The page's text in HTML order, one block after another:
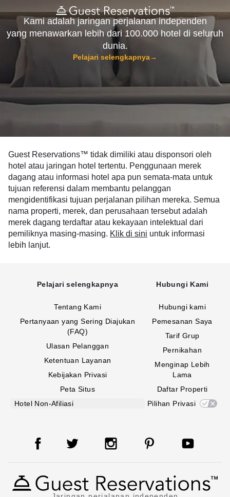
Kami adalah jaringan perjalanan independen
yang menawarkan lebih dari 100.000 hotel di seluruh
dunia.
Pelajari selengkapnya→
Guest Reservations™ tidak dimiliki atau disponsori oleh
hotel atau jaringan hotel tertentu. Penggunaan merek
dagang atau informasi hotel apa pun semata-mata untuk
tujuan referensi dalam membantu pelanggan
mengidentifikasi tujuan perjalanan pilihan mereka. Semua
nama properti, merek, dan perusahaan tersebut adalah
merek dagang terdaftar atau kekayaan intelektual dari
pemiliknya masing-masing. Klik di sini untuk informasi
lebih lanjut.
Pelajari selengkapnya
Tentang Kami
Pertanyaan yang Sering Diajukan
(FAQ)
Ulasan Pelanggan
Ketentuan Layanan
Kebijakan Privasi
Peta Situs
Hotel Non-Afiliasi
Hubungi Kami
Hubungi kami
Pemesanan Saya
Tarif Grup
Pernikahan
Menginap Lebih
Lama
Daftar Properti
Pilihan Privasi